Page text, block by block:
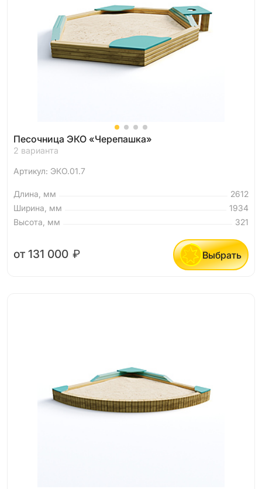
Песочница ЭКО «Черепашка»
2 варианта
Артикул: ЭКО.01.7
Длина, мм
2612
Ширина, мм
1934
Высота, мм
321
от 131 000 ₽ Выбрать